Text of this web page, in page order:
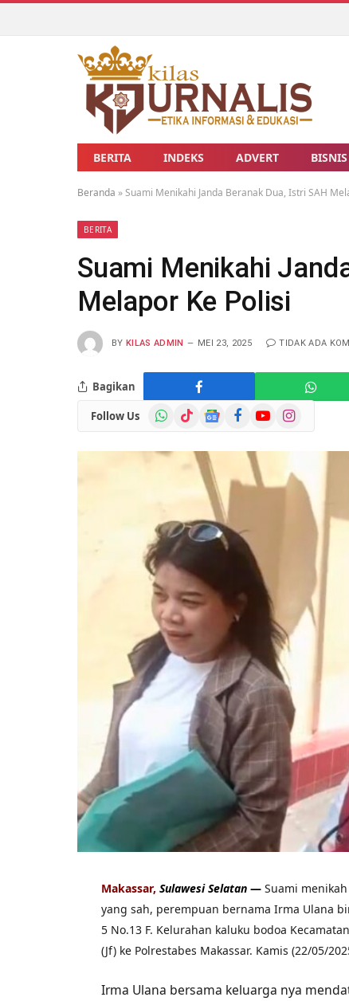
BERITA INDEKS ADVERT BISNIS
Beranda »Suami Menikahi Janda Beranak Dua, Istri SAH
BERITA
Suami Menikahi
Melapor Ke Polisi
BY KILAS ADMIN MEI 23, 2025 TIDAK ADA
Bagikan
Follow Us WhatsApp
TikTokGoogle
News
FacebookYouTubeInstagram
Makassar,Sulawesi Selatan—Suami
yang sah, perempuan bernama Irma Ulana
5 No.13 F. Kelurahan kaluku bodoa
(Jf) ke Polrestabes Makassar. Kamis (22/05/
Irma Ulana bersama keluarga nya